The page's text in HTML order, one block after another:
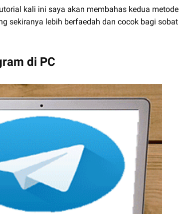
kali ini saya akan membahas kedua metode
sekiranya lebih berfaedah dan cocok bagi sobat
di PC